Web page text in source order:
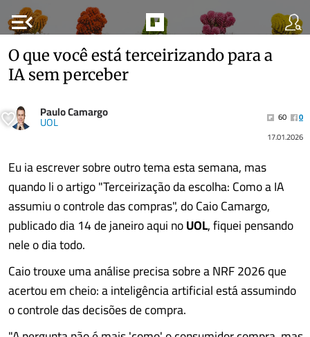
menu_open
O que você está terceirizando para a
IA sem perceber
Paulo Camargo
UOL 60
0
17.01.2026
Eu ia escrever sobre outro tema esta semana, mas
quando li o artigo "Terceirização da escolha: Como a IA
assumiu o controle das compras", do Caio Camargo,
publicado dia 14 de janeiro aqui noUOL, fiquei pensando
nele o dia todo.
Caio trouxe uma análise precisa sobre a NRF 2026 que
acertou em cheio: a inteligência artificial está assumindo
o controle das decisões de compra.